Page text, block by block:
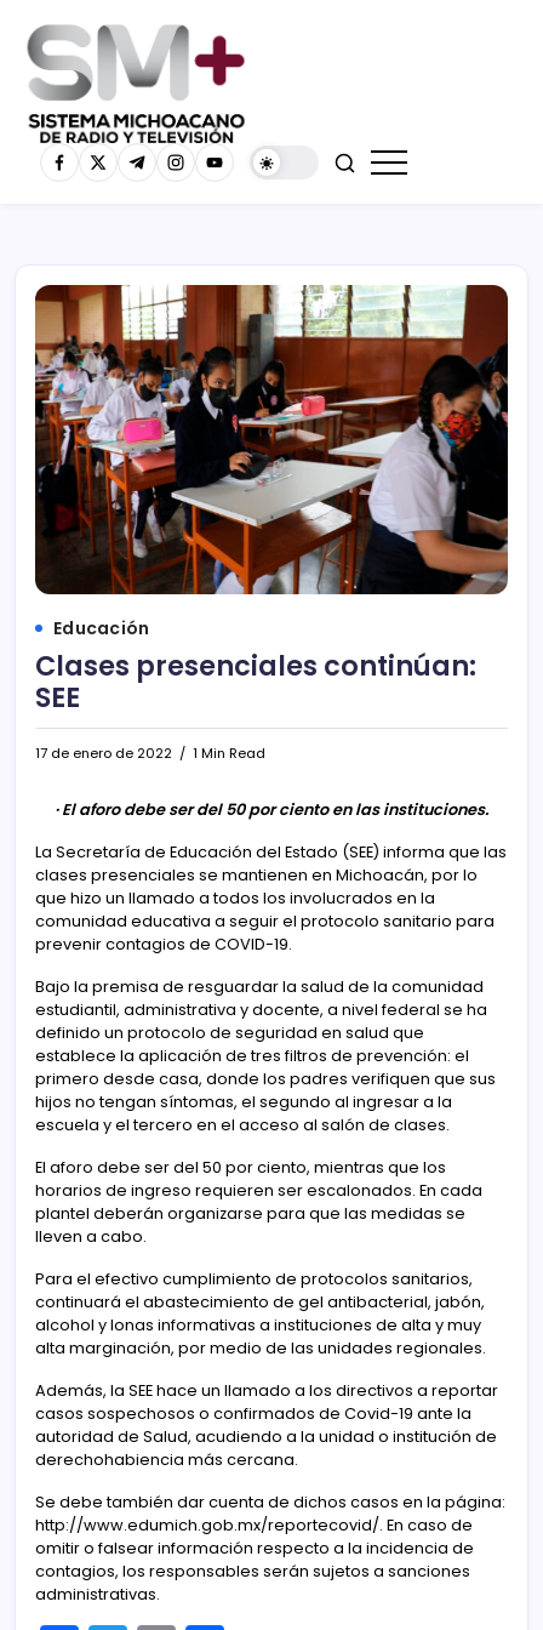
Educación
Clases presenciales continúan:
SEE
17 de enero de 2022 1 Min Read
· El aforo debe ser del 50 por ciento en las instituciones.
La Secretaría de Educación del Estado (SEE) informa que las
clases presenciales se mantienen en Michoacán, por lo
que hizo un llamado a todos los involucrados en la
comunidad educativa a seguir el protocolo sanitario para
prevenir contagios de COVID-19.
Bajo la premisa de resguardar la salud de la comunidad
estudiantil, administrativa y docente, a nivel federal se ha
definido un protocolo de seguridad en salud que
establece la aplicación de tres filtros de prevención: el
primero desde casa, donde los padres verifiquen que sus
hijos no tengan síntomas, el segundo al ingresar a la
escuela y el tercero en el acceso al salón de clases.
El aforo debe ser del 50 por ciento, mientras que los
horarios de ingreso requieren ser escalonados. En cada
plantel deberán organizarse para que las medidas se
lleven a cabo.
Para el efectivo cumplimiento de protocolos sanitarios,
continuará el abastecimiento de gel antibacterial, jabón,
alcohol y lonas informativas a instituciones de alta y muy
alta marginación, por medio de las unidades regionales.
Además, la SEE hace un llamado a los directivos a reportar
casos sospechosos o confirmados de Covid-19 ante la
autoridad de Salud, acudiendo a la unidad o institución de
derechohabiencia más cercana.
Se debe también dar cuenta de dichos casos en la página:
http://www.edumich.gob.mx/reportecovid/. En caso de
omitir o falsear información respecto a la incidencia de
contagios, los responsables serán sujetos a sanciones
administrativas.